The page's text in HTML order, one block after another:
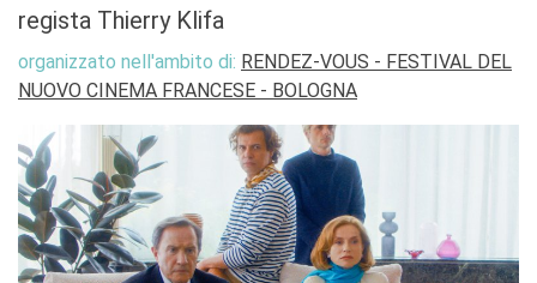
La festa della musica
Exaequa
Operazioni artistiche
CINEMA E AUDIOVISIVO
Fuori Sala
La Francia al Cinema
Rendez-vous
Residenza XR
regista Thierry Klifa
organizzato nell'ambito di: RENDEZ-VOUS - FESTIVAL DEL
NUOVO CINEMA FRANCESE - BOLOGNA